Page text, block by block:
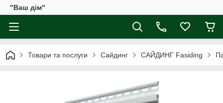
"Ваш дім"
Товари та послуги Сайдинг САЙДИНГ Fasiding